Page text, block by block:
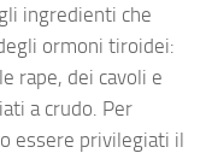
ingredienti che
ormoni tiroidei:
rape, dei cavoli e
a crudo. Per
essere privilegiati il